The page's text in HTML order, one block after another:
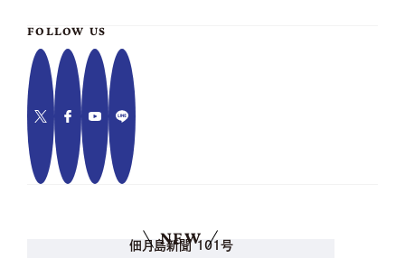
FOLLOW US
NEW
佃月島新聞 101号